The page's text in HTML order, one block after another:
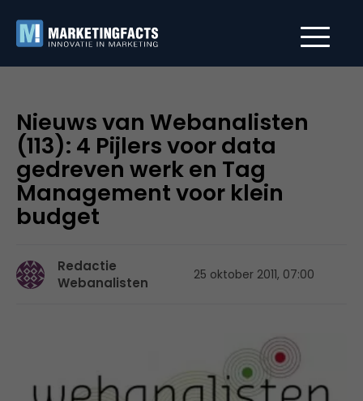
Nieuws van Webanalisten
(113): 4 Pijlers voor data
gedreven werk en Tag
Management voor klein
budget
Redactie
Webanalisten
25 oktober 2011, 07:00